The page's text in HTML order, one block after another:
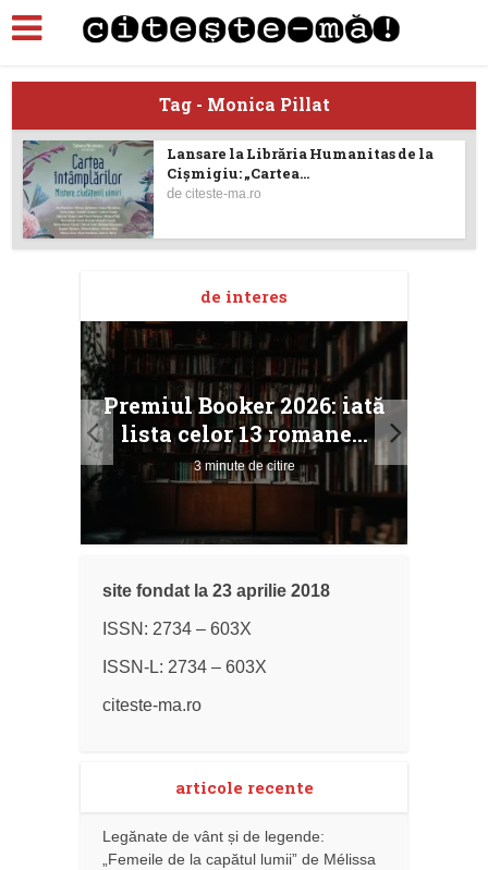
Tag - Monica Pillat
Lansare la Librăria Humanitas de la
Cișmigiu: „Cartea...
deciteste-ma.ro
de interes
Premiul Booker 2026: iată
lista celor 13 romane...
3 minute de citire
site fondat la 23 aprilie 2018
ISSN: 2734 – 603X
ISSN-L: 2734 – 603X
citeste-ma.ro
articole recente
Legănate de vânt și de legende:
„Femeile de la capătul lumii” de Mélissa